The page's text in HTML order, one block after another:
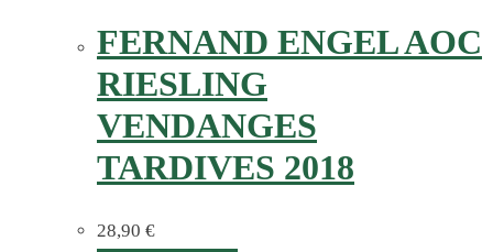
FERNAND ENGEL AOC
RIESLING
VENDANGES
TARDIVES 2018
28,90 €